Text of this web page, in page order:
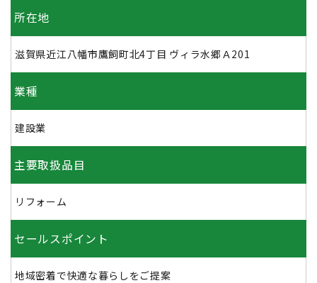
所在地
滋賀県近江八幡市鷹飼町北4丁目 ヴィラ水郷Ａ201
業種
建設業
主要取扱品目
リフォーム
セールスポイント
地域密着で快適な暮らしをご提案